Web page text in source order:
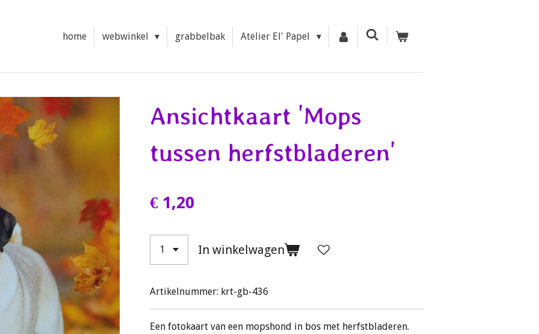
home webwinkel grabbelbak Atelier El' Papel
Ansichtkaart 'Mops
tussen herfstbladeren'
€ 1,20
In winkelwagen
Artikelnummer: krt-gb-436
Een fotokaart van een mopshond in bos met herfstbladeren.